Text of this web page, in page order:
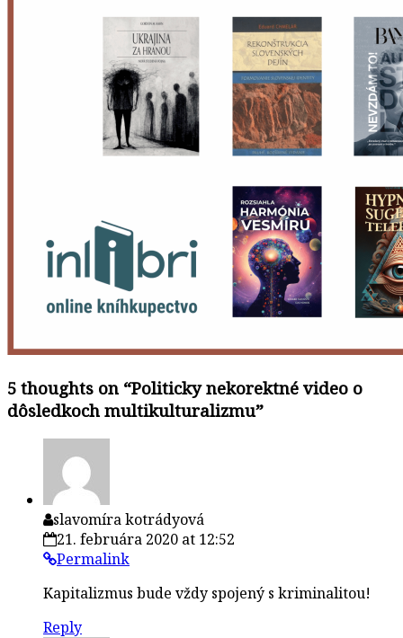
5 thoughts on “Politicky nekorektné video o
dôsledkoch multikulturalizmu”
slavomíra kotrádyová
21. februára 2020 at 12:52
Permalink
Kapitalizmus bude vždy spojený s kriminalitou!
Reply